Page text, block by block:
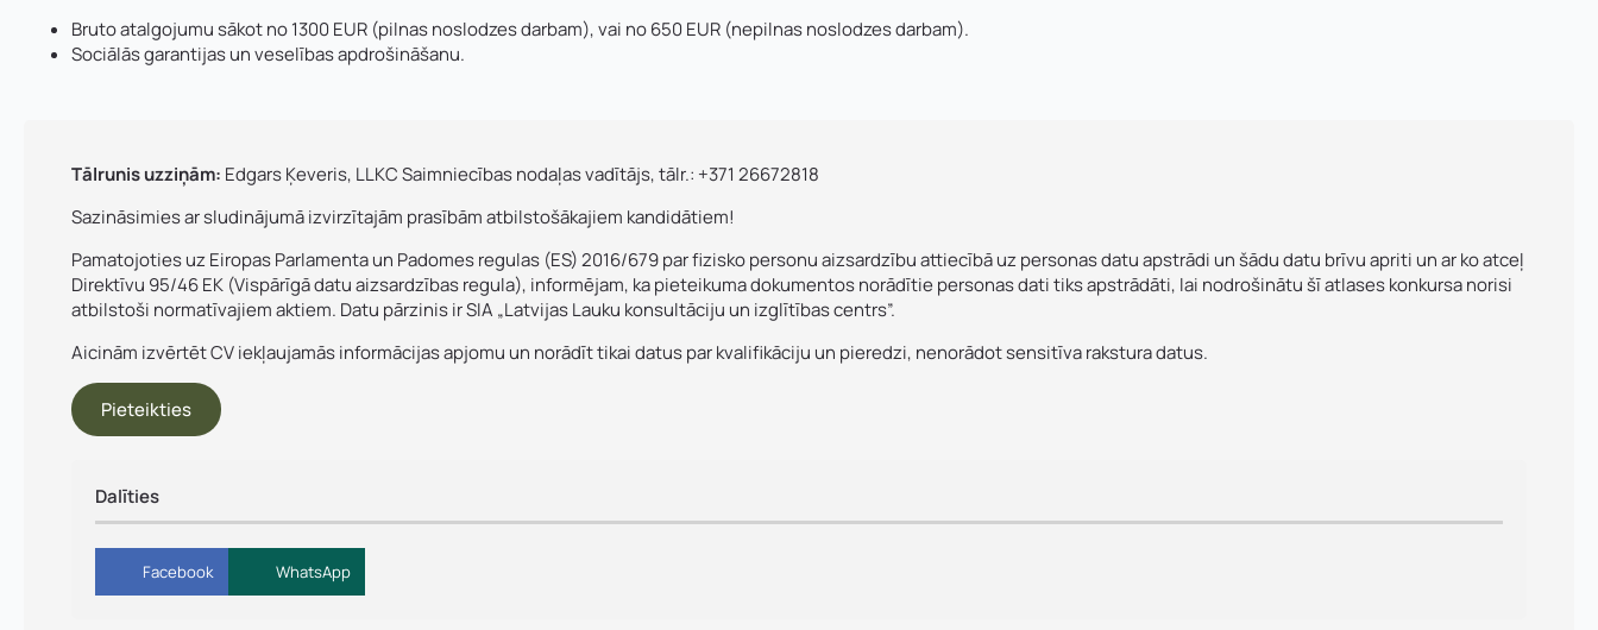
Bruto atalgojumu sākot no 1300 EUR (pilnas noslodzes darbam), vai no 650 EUR (nepilnas noslodzes darbam).
Sociālās garantijas un veselības apdrošināšanu.
Tālrunis uzziņām: Edgars Ķeveris, LLKC Saimniecības nodaļas vadītājs, tālr.: +371 26672818
Sazināsimies ar sludinājumā izvirzītajām prasībām atbilstošākajiem kandidātiem!
Pamatojoties uz Eiropas Parlamenta un Padomes regulas (ES) 2016/679 par fizisko personu aizsardzību attiecībā uz personas datu apstrādi un šādu datu brīvu apriti un ar ko atceļ
Direktīvu 95/46 EK (Vispārīgā datu aizsardzības regula), informējam, ka pieteikuma dokumentos norādītie personas dati tiks apstrādāti, lai nodrošinātu šī atlases konkursa norisi
atbilstoši normatīvajiem aktiem. Datu pārzinis ir SIA „Latvijas Lauku konsultāciju un izglītības centrs”.
Aicinām izvērtēt CV iekļaujamās informācijas apjomu un norādīt tikai datus par kvalifikāciju un pieredzi, nenorādot sensitīva rakstura datus.
Pieteikties
Dalīties
Facebook WhatsApp
Jūs varat augšupielādēt līdz 2 failiem.
Nosūtīt pieteikumu
i
z
ī
m
s
Piezīmes